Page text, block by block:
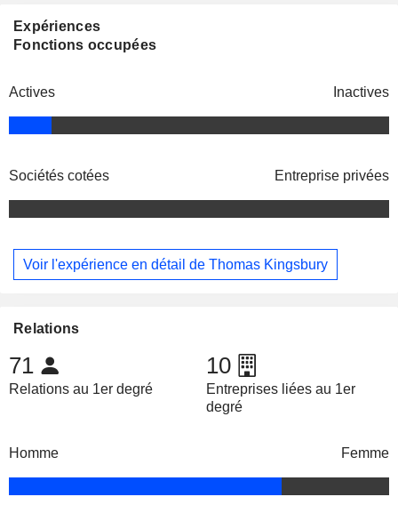
Expériences
Fonctions occupées
Actives Inactives
Sociétés cotées Entreprise privées
Voir l'expérience en détail de Thomas Kingsbury
Relations
71
Relations au 1er degré
10
Entreprises liées au 1er
degré
Homme Femme